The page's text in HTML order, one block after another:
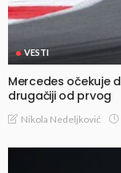
VESTI
Mercedes očekuje
drugačiji od prvog
Nikola Nedeljković